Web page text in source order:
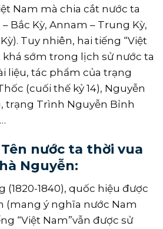
Nam mà chia cắt nước ta
Bắc Kỳ, Annam – Trung Kỳ,
Tuy nhiên, hai tiếng “Việt
khá sớm trong lịch sử nước ta
liệu, tác phẩm của trạng
(cuối thế kỷ 14), Nguyễn
trạng Trình Nguyễn Bỉnh
Tên nước ta thời vua
Nguyễn:
(1820-1840), quốc hiệu được
(mang ý nghĩa nước Nam
“Việt Nam”vẫn được sử